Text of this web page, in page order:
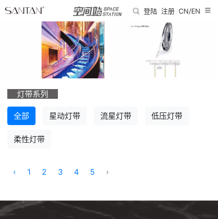
登陆 注册 CN/EN
灯带系列
全部 星动灯带 流星灯带 低压灯带
柔性灯带
‹ 1 2 3 4 5 ›